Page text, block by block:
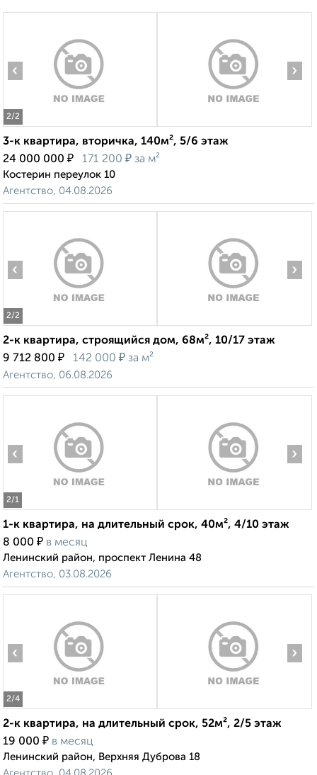
2/2
‹ ›
3-к квартира, вторичка, 140м², 5/6 этаж
24 000 000 ₽ 171 200 ₽ за м²
Костерин переулок 10
Агентство, 04.08.2026
2/2
‹ ›
2-к квартира, строящийся дом, 68м², 10/17 этаж
9 712 800 ₽ 142 000 ₽ за м²
Агентство, 06.08.2026
2/1
‹ ›
1-к квартира, на длительный срок, 40м², 4/10 этаж
8 000 ₽ в месяц
Ленинский район, проспект Ленина 48
Агентство, 03.08.2026
2/4
‹ ›
2-к квартира, на длительный срок, 52м², 2/5 этаж
19 000 ₽ в месяц
Ленинский район, Верхняя Дуброва 18